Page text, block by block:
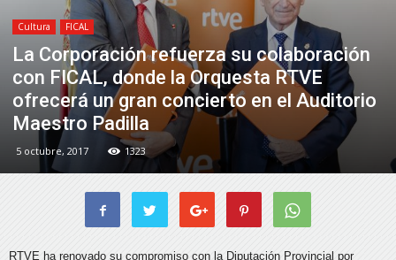
Cultura FICAL
La Corporación refuerza su colaboración
con FICAL, donde la Orquesta RTVE
ofrecerá un gran concierto en el Auditorio
Maestro Padilla
5 octubre, 2017 1323
RTVE ha renovado su compromiso con la Diputación Provincial por